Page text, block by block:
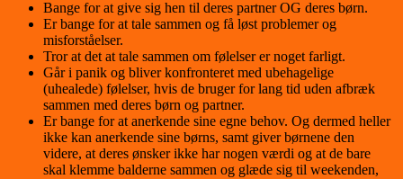
Bange for at give sig hen til deres partner OG deres børn.
Er bange for at tale sammen og få løst problemer og
misforståelser.
Tror at det at tale sammen om følelser er noget farligt.
Går i panik og bliver konfronteret med ubehagelige
(uhealede) følelser, hvis de bruger for lang tid uden afbræk
sammen med deres børn og partner.
Er bange for at anerkende sine egne behov. Og dermed heller
ikke kan anerkende sine børns, samt giver børnene den
videre, at deres ønsker ikke har nogen værdi og at de bare
skal klemme balderne sammen og glæde sig til weekenden,